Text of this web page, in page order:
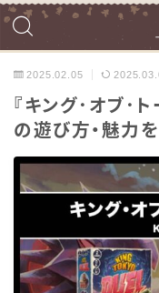
2025.02.05
『キング･オブ･ト
の遊び方・魅力を